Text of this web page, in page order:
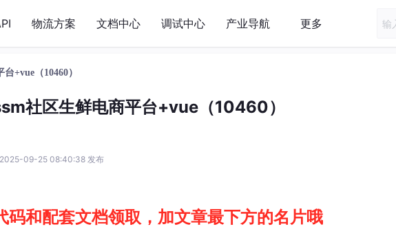
物流方案 文档中心 调试中心 产业导航 更多
+vue（10460）
社区生鲜电商平台+vue（10460）
2025-09-25 08:40:38 发布
码和配套文档领取，加文章最下方的名片哦